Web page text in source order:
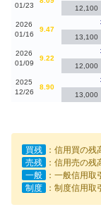
01/23
12,100
2026
01/16
9.47
13,100
2026
01/09
9.22
12,000
2025
12/26
8.90
13,000
買残
：信用買の残
売残
：信用売の残
一般
：一般信用取
制度
：制度信用取